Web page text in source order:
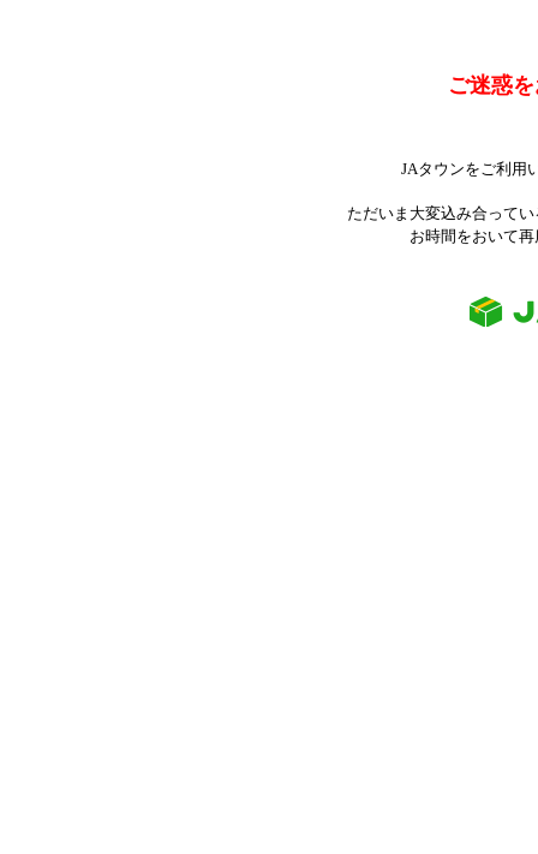
ご迷惑
JAタウンをご利用
ただいま大変込み合って
お時間をおいて